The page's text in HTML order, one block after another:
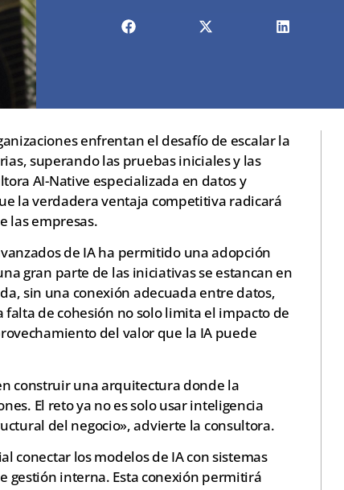
enfrentan el desafío de escalar la
superando las pruebas iniciales y las
AI-Native especializada en datos y
la verdadera ventaja competitiva radicará
las empresas.
de IA ha permitido una adopción
gran parte de las iniciativas se estancan en
sin una conexión adecuada entre datos,
de cohesión no solo limita el impacto de
del valor que la IA puede
construir una arquitectura donde la
El reto ya no es solo usar inteligencia
del negocio», advierte la consultora.
conectar los modelos de IA con sistemas
gestión interna. Esta conexión permitirá